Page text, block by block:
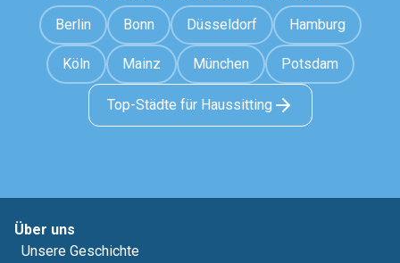
Berlin Bonn Düsseldorf Hamburg
Köln Mainz München Potsdam
Top-Städte für Haussitting
Über uns
Unsere Geschichte